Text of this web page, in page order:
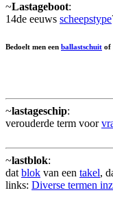
~Lastageboot:
14de eeuws scheepstype
Bedoelt men een ballastschuit of
~lastageschip:
verouderde term voor
~lastblok:
dat blok van een takel,
links: Diverse termen